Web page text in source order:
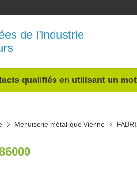
de l’industrie
qualifiés en utilisant un
Menuiserie métallique Vienne